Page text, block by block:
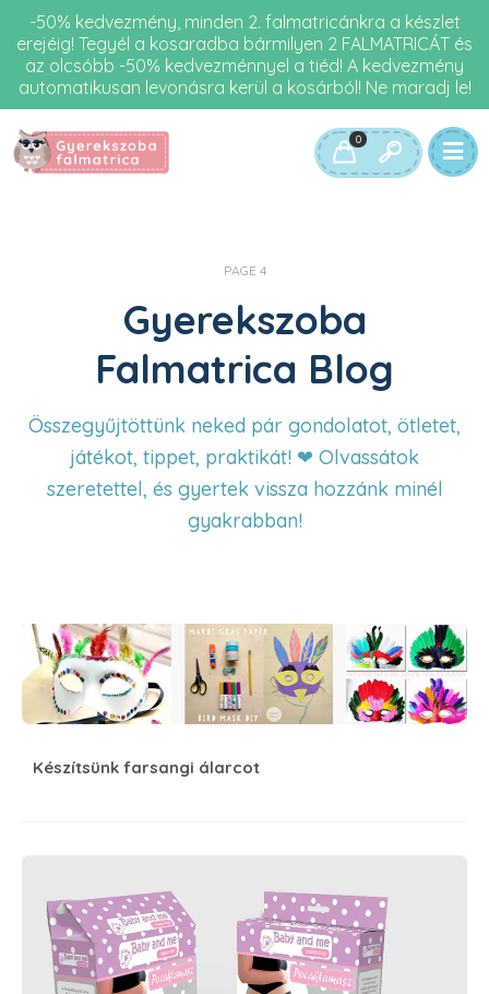
-50% kedvezmény, minden 2. falmatricánkra a készlet
erejéig! Tegyél a kosaradba bármilyen 2 FALMATRICÁT és
az olcsóbb -50% kedvezménnyel a tiéd! A kedvezmény
automatikusan levonásra kerül a kosárból! Ne maradj le!
0
PAGE 4
Gyerekszoba
Falmatrica Blog
Összegyűjtöttünk neked pár gondolatot, ötletet,
játékot, tippet, praktikát! ❤ Olvassátok
szeretettel, és gyertek vissza hozzánk minél
gyakrabban!
Készítsünk farsangi álarcot